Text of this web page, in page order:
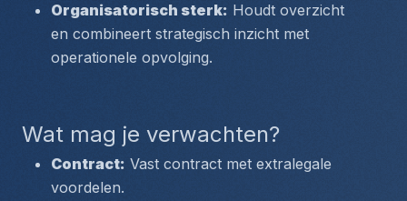
Organisatorisch sterk: Houdt overzicht
en combineert strategisch inzicht met
operationele opvolging.
Wat mag je verwachten?
Contract: Vast contract met extralegale
voordelen.